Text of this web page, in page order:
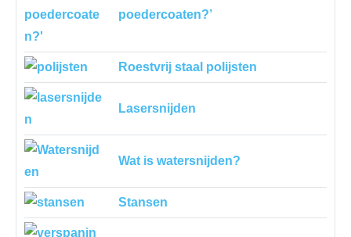
poedercoaten?’
Roestvrij staal polijsten
Lasersnijden
Wat is watersnijden?
Stansen